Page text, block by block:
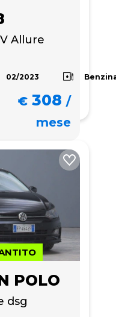
Allure
02/2023
€ 308 /
mese
POLO
dsg